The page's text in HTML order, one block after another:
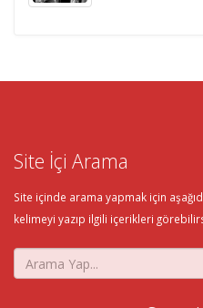
Site İçi Arama
Site içinde arama yapmak için
kelimeyi yazıp ilgili içerikleri